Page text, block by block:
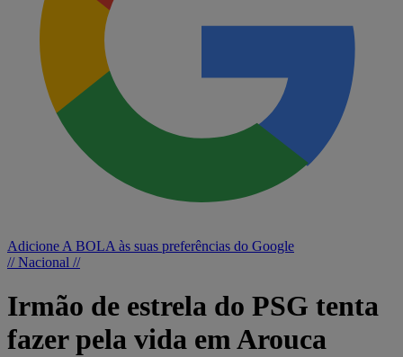
Adicione A BOLA às suas preferências do Google
// Nacional //
Irmão de estrela do PSG tenta
fazer pela vida em Arouca